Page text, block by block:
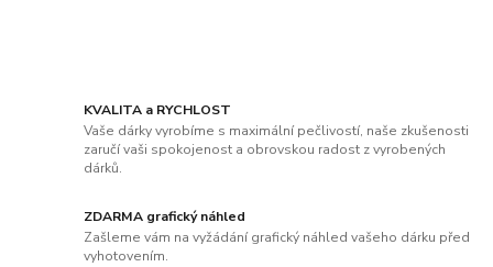
KVALITA a RYCHLOST
Vaše dárky vyrobíme s maximální pečlivostí, naše zkušenosti
zaručí vaši spokojenost a obrovskou radost z vyrobených
dárků.
ZDARMA grafický náhled
Zašleme vám na vyžádání grafický náhled vašeho dárku před
vyhotovením.